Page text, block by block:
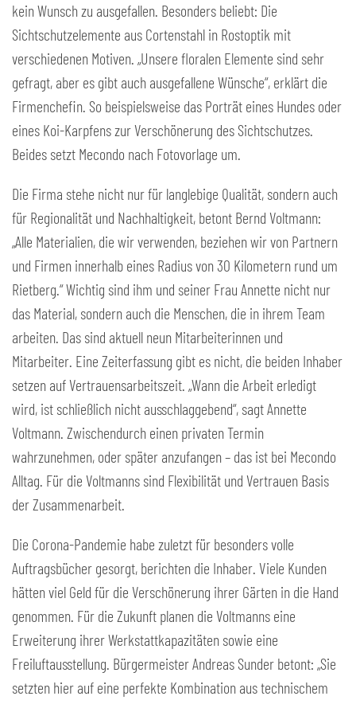
kein Wunsch zu ausgefallen. Besonders beliebt: Die
Sichtschutzelemente aus Cortenstahl in Rostoptik mit
verschiedenen Motiven. „Unsere floralen Elemente sind sehr
gefragt, aber es gibt auch ausgefallene Wünsche“, erklärt die
Firmenchefin. So beispielsweise das Porträt eines Hundes oder
eines Koi-Karpfens zur Verschönerung des Sichtschutzes.
Beides setzt Mecondo nach Fotovorlage um.
Die Firma stehe nicht nur für langlebige Qualität, sondern auch
für Regionalität und Nachhaltigkeit, betont Bernd Voltmann:
„Alle Materialien, die wir verwenden, beziehen wir von Partnern
und Firmen innerhalb eines Radius von 30 Kilometern rund um
Rietberg.“ Wichtig sind ihm und seiner Frau Annette nicht nur
das Material, sondern auch die Menschen, die in ihrem Team
arbeiten. Das sind aktuell neun Mitarbeiterinnen und
Mitarbeiter. Eine Zeiterfassung gibt es nicht, die beiden Inhaber
setzen auf Vertrauensarbeitszeit. „Wann die Arbeit erledigt
wird, ist schließlich nicht ausschlaggebend“, sagt Annette
Voltmann. Zwischendurch einen privaten Termin
wahrzunehmen, oder später anzufangen – das ist bei Mecondo
Alltag. Für die Voltmanns sind Flexibilität und Vertrauen Basis
der Zusammenarbeit.
Die Corona-Pandemie habe zuletzt für besonders volle
Auftragsbücher gesorgt, berichten die Inhaber. Viele Kunden
hätten viel Geld für die Verschönerung ihrer Gärten in die Hand
genommen. Für die Zukunft planen die Voltmanns eine
Erweiterung ihrer Werkstattkapazitäten sowie eine
Freiluftausstellung. Bürgermeister Andreas Sunder betont: „Sie
setzten hier auf eine perfekte Kombination aus technischem